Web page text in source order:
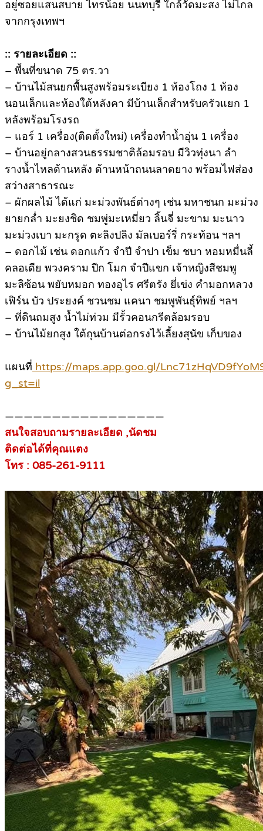
อยู่ซอยแสนสบาย ไทรน้อย นนทบุรี ใกล้วัดมะสง ไม่ไกล
จากกรุงเทพฯ
:: รายละเอียด ::
– พื้นที่ขนาด 75 ตร.วา
– บ้านไม้สนยกพื้นสูงพร้อมระเบียง 1 ห้องโถง 1 ห้อง
นอนเล็กและห้องใต้หลังคา มีบ้านเล็กสำหรับครัวแยก 1
หลังพร้อมโรงรถ
– แอร์ 1 เครื่อง(ติดตั้งใหม่) เครื่องทำน้ำอุ่น 1 เครื่อง
– บ้านอยู่กลางสวนธรรมชาติล้อมรอบ มีวิวทุ่งนา ลำ
รางน้ำไหลด้านหลัง ด้านหน้าถนนลาดยาง พร้อมไฟส่อง
สว่างสาธารณะ
– ผักผลไม้ ได้แก่ มะม่วงพันธ์ต่างๆ เช่น มหาชนก มะม่วง
ยายกล่ำ มะยงชิด ชมพู่มะเหมี่ยว ลิ้นจี่ มะขาม มะนาว
มะม่วงเบา มะกรูด ตะลิงปลิง มัลเบอร์รี่ กระท้อน ฯลฯ
– ดอกไม้ เช่น ดอกแก้ว จำปี จำปา เข็ม ชบา หอมหมื่นลี้
คลอเดีย พวงคราม ปีก โมก จำปีแขก เจ้าหญิงสีชมพู
มะลิซ้อน พยับหมอก ทองอุไร ศรีตรัง ยี่เข่ง คำมอกหลวง
เฟิร์น บัว ประยงค์ ชวนชม แคนา ชมพูพันธุ์ทิพย์ ฯลฯ
– ที่ดินถมสูง น้ำไม่ท่วม มีรั้วคอนกรีตล้อมรอบ
– บ้านไม้ยกสูง ใต้ถุนบ้านต่อกรงไว้เลี้ยงสุนัข เก็บของ
แผนที่ https://maps.app.goo.gl/
g_st=il
—————————————————
สนใจสอบถามรายละเอียด ,นัดชม
ติดต่อได้ที่คุณแตง
โทร : 085-261-9111